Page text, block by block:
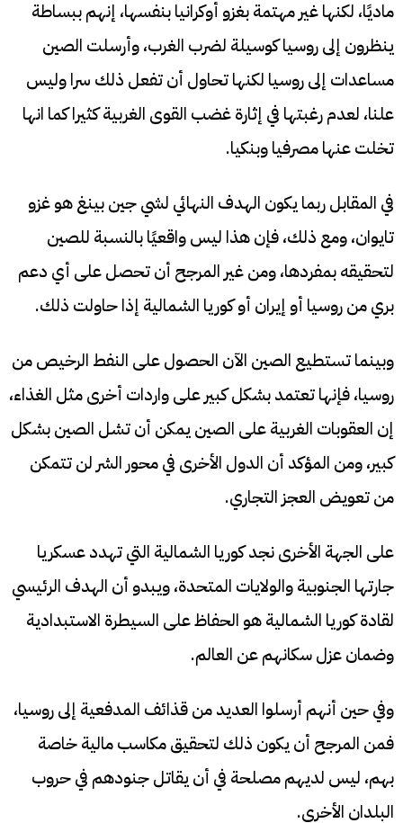
ماديًا، لكنها غير مهتمة بغزو أوكرانيا بنفسها، إنهم ببساطة
ينظرون إلى روسيا كوسيلة لضرب الغرب، وأرسلت الصين
مساعدات إلى روسيا لكنها تحاول أن تفعل ذلك سرا وليس
علنا، لعدم رغبتها في إثارة غضب القوى الغربية كثيرا كما انها
تخلت عنها مصرفيا وبنكيا.
في المقابل ربما يكون الهدف النهائي لشي جين بينغ هو غزو
تايوان، ومع ذلك، فإن هذا ليس واقعيًا بالنسبة للصين
لتحقيقه بمفردها، ومن غير المرجح أن تحصل على أي دعم
بري من روسيا أو إيران أو كوريا الشمالية إذا حاولت ذلك.
وبينما تستطيع الصين الآن الحصول على النفط الرخيص من
روسيا، فإنها تعتمد بشكل كبير على واردات أخرى مثل الغذاء،
إن العقوبات الغربية على الصين يمكن أن تشل الصين بشكل
كبير، ومن المؤكد أن الدول الأخرى في محور الشر لن تتمكن
من تعويض العجز التجاري.
على الجهة الأخرى نجد كوريا الشمالية التي تهدد عسكريا
جارتها الجنوبية والولايات المتحدة، ويبدو أن الهدف الرئيسي
لقادة كوريا الشمالية هو الحفاظ على السيطرة الاستبدادية
وضمان عزل سكانهم عن العالم.
وفي حين أنهم أرسلوا العديد من قذائف المدفعية إلى روسيا،
فمن المرجح أن يكون ذلك لتحقيق مكاسب مالية خاصة
بهم، ليس لديهم مصلحة في أن يقاتل جنودهم في حروب
البلدان الأخرى.